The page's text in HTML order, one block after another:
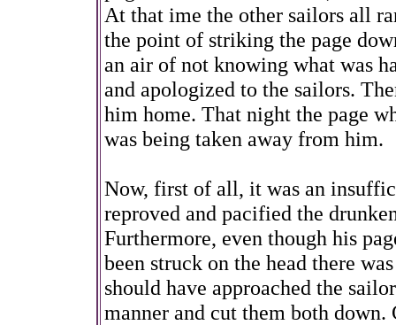
At that ime the other sailors all
the point of striking the page
an air of not knowing what was
and apologized to the sailors.
him home. That night the page
was being taken away from him.
Now, first of all, it was an
reproved and pacified the
Furthermore, even though his
been struck on the head there
should have approached the
manner and cut them both